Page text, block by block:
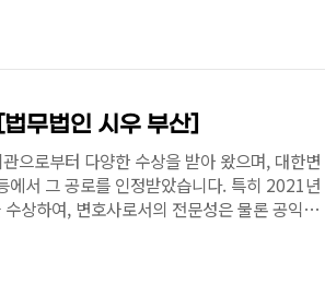
인은 음주 상태에서 차량을 운전하던 중 교통
를 어떻게 낮출 것인지, 의뢰인에게 불리한
무법인 시우 부산]
으로부터 다양한 수상을 받아 왔으며, 대한변
에서 그 공로를 인정받았습니다. 특히 2021년
상하여, 변호사로서의 전문성은 물론 공익적
다. 당시 대한변호사협회는 이용민 변호사